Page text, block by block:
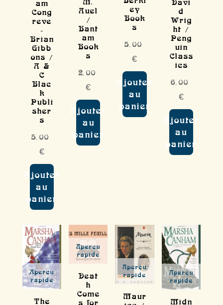
am
Cong
reve
-
Brian
Gibb
ons /
A &
C
Blac
k
Publi
sher
s
5,00
€
Ajouter
au
panier
Auel
/
Bant
am
Book
s
2,00
€
Ajouter
au
panier
ey
Book
s
5,00
€
Ajouter
au
panier
Davi
d
Wrig
ht /
Peng
uin
Class
ics
6,00
€
Ajouter
au
panier
Aperçu
rapide
The
Aperçu
rapide
Deat
h
Come
s for
Aperçu
rapide
Maur
Aperçu
rapide
Midn